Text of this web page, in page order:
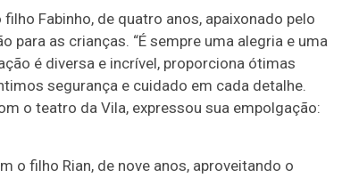
Fabinho, de quatro anos, apaixonado pelo
para as crianças. “É sempre uma alegria e uma
é diversa e incrível, proporciona ótimas
segurança e cuidado em cada detalhe.
o teatro da Vila, expressou sua empolgação:
o filho Rian, de nove anos, aproveitando o